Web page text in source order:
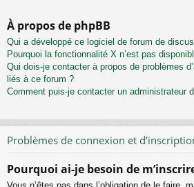
À propos de phpBB
Qui a développé ce logiciel de forum de
Pourquoi la fonctionnalité X n’est pas
Qui dois-je contacter à propos de problèmes
liés à ce forum ?
Comment puis-je contacter un administrateur
Problèmes de connexion et
Pourquoi ai-je besoin de